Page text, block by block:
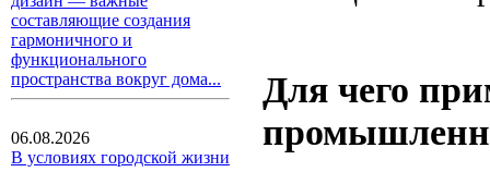
составляющие создания
гармоничного и
функционального
пространства вокруг дома...
06.08.2026
В условиях городской жизни
Для чего